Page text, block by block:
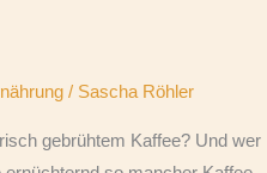
/ Sascha Röhler
gebrühtem Kaffee? Und wer